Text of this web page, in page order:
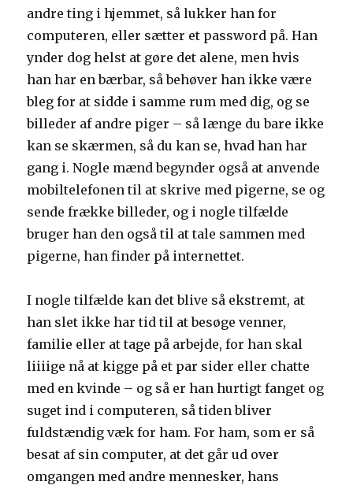
andre ting i hjemmet, så lukker han for
computeren, eller sætter et password på. Han
ynder dog helst at gøre det alene, men hvis
han har en bærbar, så behøver han ikke være
bleg for at sidde i samme rum med dig, og se
billeder af andre piger – så længe du bare ikke
kan se skærmen, så du kan se, hvad han har
gang i. Nogle mænd begynder også at anvende
mobiltelefonen til at skrive med pigerne, se og
sende frække billeder, og i nogle tilfælde
bruger han den også til at tale sammen med
pigerne, han finder på internettet.
I nogle tilfælde kan det blive så ekstremt, at
han slet ikke har tid til at besøge venner,
familie eller at tage på arbejde, for han skal
liiiige nå at kigge på et par sider eller chatte
med en kvinde – og så er han hurtigt fanget og
suget ind i computeren, så tiden bliver
fuldstændig væk for ham. For ham, som er så
besat af sin computer, at det går ud over
omgangen med andre mennesker, hans